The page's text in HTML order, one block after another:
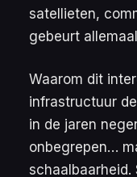
satellieten,
gebeurt
Waarom dit
infrastructuur
in de jaren
onbegrepen…